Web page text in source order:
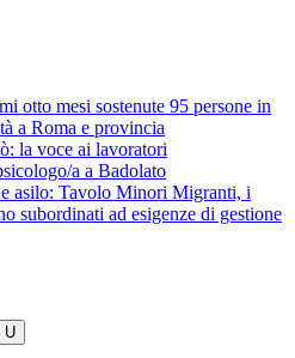
otto mesi sostenute 95 persone in
a Roma e provincia
la voce ai lavoratori
a a Badolato
asilo: Tavolo Minori Migranti, i
subordinati ad esigenze di gestione